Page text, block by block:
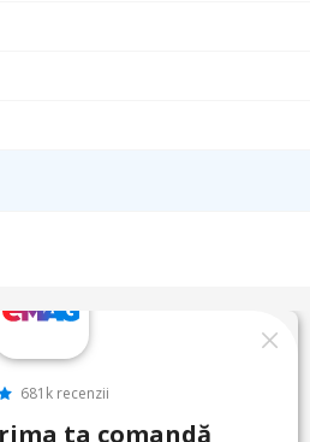
681k recenzii
ta comandă